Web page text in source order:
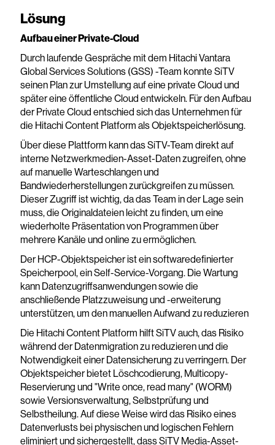
Lösung
Aufbau einer Private-Cloud
Durch laufende Gespräche mit dem Hitachi Vantara
Global Services Solutions (GSS) -Team konnte SiTV
seinen Plan zur Umstellung auf eine private Cloud und
später eine öffentliche Cloud entwickeln. Für den Aufbau
der Private Cloud entschied sich das Unternehmen für
die Hitachi Content Platform als Objektspeicherlösung.
Über diese Plattform kann das SiTV-Team direkt auf
interne Netzwerkmedien-Asset-Daten zugreifen, ohne
auf manuelle Warteschlangen und
Bandwiederherstellungen zurückgreifen zu müssen.
Dieser Zugriff ist wichtig, da das Team in der Lage sein
muss, die Originaldateien leicht zu finden, um eine
wiederholte Präsentation von Programmen über
mehrere Kanäle und online zu ermöglichen.
Der HCP-Objektspeicher ist ein softwaredefinierter
Speicherpool, ein Self-Service-Vorgang. Die Wartung
kann Datenzugriffsanwendungen sowie die
anschließende Platzzuweisung und -erweiterung
unterstützen, um den manuellen Aufwand zu reduzieren
Die Hitachi Content Platform hilft SiTV auch, das Risiko
während der Datenmigration zu reduzieren und die
Notwendigkeit einer Datensicherung zu verringern. Der
Objektspeicher bietet Löschcodierung, Multicopy-
Reservierung und "Write once, read many" (WORM)
sowie Versionsverwaltung, Selbstprüfung und
Selbstheilung. Auf diese Weise wird das Risiko eines
Datenverlusts bei physischen und logischen Fehlern
eliminiert und sichergestellt, dass SiTV Media-Asset-